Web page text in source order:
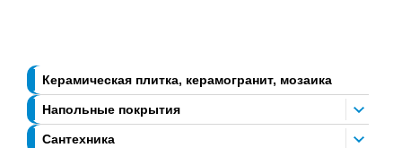
Керамическая плитка, керамогранит, мозаика
Напольные покрытия
Сантехника